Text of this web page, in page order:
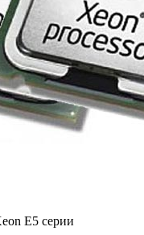
E5 серии